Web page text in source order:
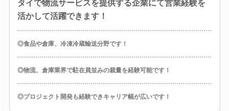
タイで物流サービスを提供する企業にて営業経験を
活かして活躍できます！
◎食品や倉庫、冷凍冷蔵輸送分野です！
◎物流、倉庫業界で駐在員並みの裁量を経験可能です！
◎プロジェクト開発も経験できキャリア幅が広いです！